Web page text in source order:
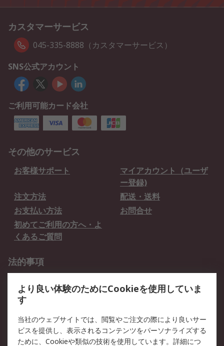
カスタマーサービス
045-335-8888（カスタマーサービス）
SNS公式アカウント
ご利用可能カード会社
その他のサービス
お客様サポート
マイアカウント（ユーザ
ー登録)
注文方法
配送・送料
お支払い方法
お問合せ
初めてご利用の方へ・よ
くあるご質問
法的事項
クッキーポリシー
RSについて
会社概要 採用情報
より良い体験のためにCookieを使用していま
す
当社のウェブサイトでは、閲覧やご注文の際により良いサー
ビスを提供し、表示されるコンテンツをパーソナライズする
ために、Cookieや類似の技術を使用しています。詳細につ